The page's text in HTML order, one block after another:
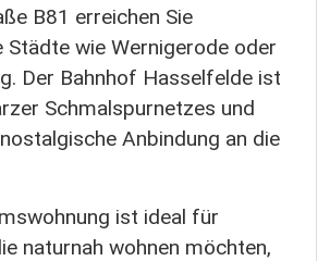
B81 erreichen Sie
Städte wie Wernigerode oder
Der Bahnhof Hasselfelde ist
Schmalspurnetzes und
Anbindung an die
ist ideal für
naturnah wohnen möchten,